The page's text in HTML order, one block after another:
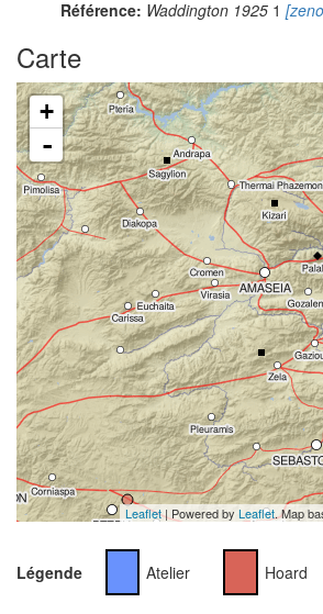
Référence: Waddington 1925 1
Carte
+
-
Leaflet| Powered by Leaflet. Map
Légende Atelier Hoard